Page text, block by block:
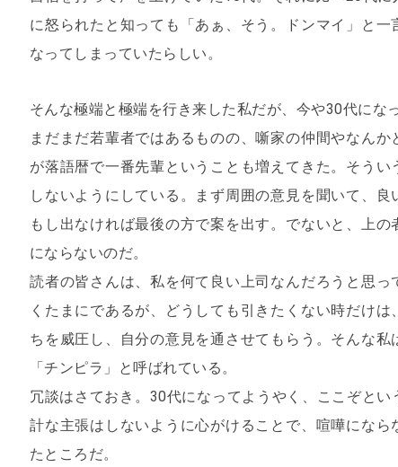
に怒られたと知っても「あぁ、そう。ドンマイ」と一
なってしまっていたらしい。
そんな極端と極端を行き来した私だが、今や30代になっ
まだまだ若輩者ではあるものの、噺家の仲間やなん
が落語暦で一番先輩ということも増えてきた。そう
しないようにしている。まず周囲の意見を聞いて、良
もし出なければ最後の方で案を出す。でないと、上
にならないのだ。
読者の皆さんは、私を何て良い上司なんだろうと思
くたまにであるが、どうしても引きたくない時だけ
ちを威圧し、自分の意見を通させてもらう。そんな
「チンピラ」と呼ばれている。
冗談はさておき。30代になってようやく、ここぞと
計な主張はしないように心がけることで、喧嘩になら
たところだ。